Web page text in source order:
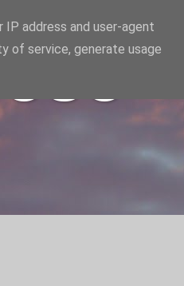
address and user-agent
of service, generate usage